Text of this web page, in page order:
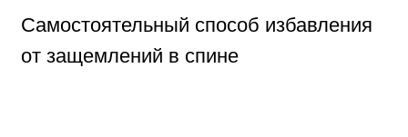
Самостоятельный способ избавления
от защемлений в спине